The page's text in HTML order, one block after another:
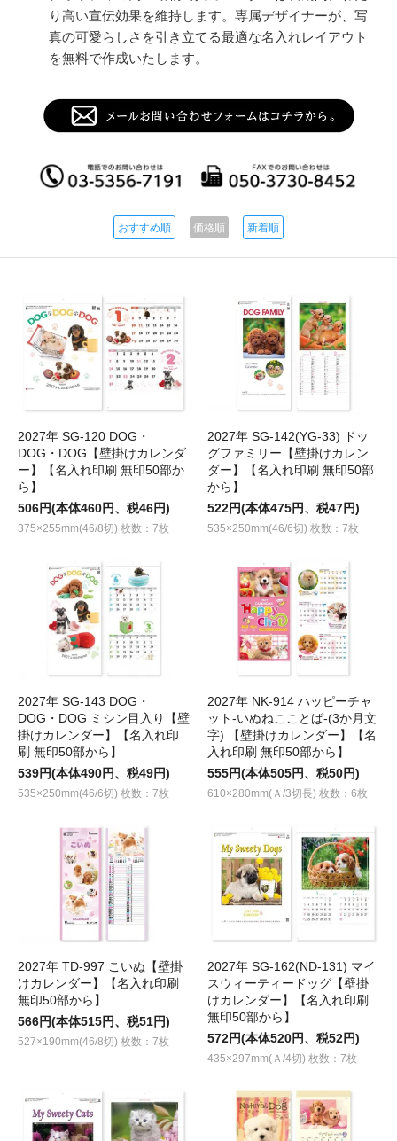
り高い宣伝効果を維持します。専属デザイナーが、写
真の可愛らしさを引き立てる最適な名入れレイアウト
を無料で作成いたします。
おすすめ順 価格順 新着順
2027年 SG-120 DOG・
DOG・DOG【壁掛けカレンダ
ー】【名入れ印刷 無印50部か
ら】
506円(本体460円、税46円)
375×255mm(46/8切) 枚数：7枚
2027年 SG-142(YG-33) ドッ
グファミリー【壁掛けカレン
ダー】【名入れ印刷 無印50部
から】
522円(本体475円、税47円)
535×250mm(46/6切) 枚数：7枚
2027年 SG-143 DOG・
DOG・DOG ミシン目入り【壁
掛けカレンダー】【名入れ印
刷 無印50部から】
539円(本体490円、税49円)
535×250mm(46/6切) 枚数：7枚
2027年 NK-914 ハッピーチャ
ット-いぬねこことば-(3か月文
字) 【壁掛けカレンダー】【名
入れ印刷 無印50部から】
555円(本体505円、税50円)
610×280mm(Ａ/3切長) 枚数：6枚
2027年 TD-997 こいぬ【壁掛
けカレンダー】【名入れ印刷
無印50部から】
566円(本体515円、税51円)
527×190mm(46/8切) 枚数：7枚
2027年 SG-162(ND-131) マイ
スウィーティードッグ【壁掛
けカレンダー】【名入れ印刷
無印50部から】
572円(本体520円、税52円)
435×297mm(Ａ/4切) 枚数：7枚